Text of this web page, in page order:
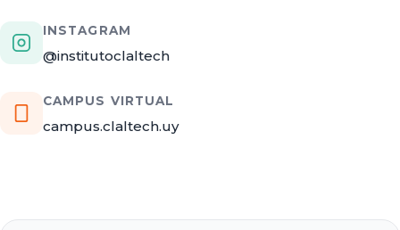
INSTAGRAM
@institutoclaltech
CAMPUS VIRTUAL
campus.claltech.uy